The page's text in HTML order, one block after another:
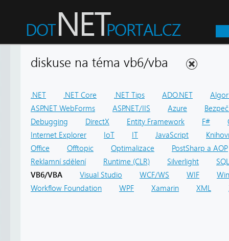
diskuse na téma vb6/vba
.NET .NET Core .NET Tips ADO.NET
ASP.NET WebForms
ASP.NET/IIS Azure
Debugging
DirectX Entity Framework F#
Internet Explorer
IoT IT JavaScript
Office
Offtopic Optimalizace
PostSharp a AOP
Reklamní sdělení
Runtime (CLR) Silverlight
SQL
VB6/VBA
Visual Studio WCF/WS WIF
Workflow Foundation
WPF Xamarin XML